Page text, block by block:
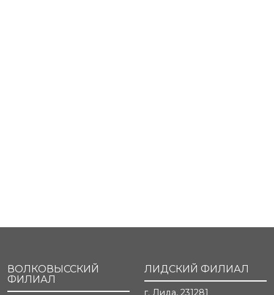
ВОЛКОВЫССКИЙ
ФИЛИАЛ
ЛИДСКИЙ ФИЛИАЛ
г. Лида, 231281